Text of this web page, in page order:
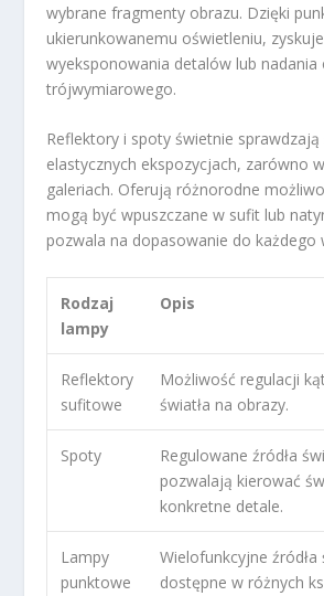
wybrane fragmenty obrazu. Dzięki
ukierunkowanemu oświetleniu,
wyeksponowania detalów lub
trójwymiarowego.
Reflektory i spoty świetnie sprawdzają
elastycznych ekspozycjach, zarówno
galeriach. Oferują różnorodne
mogą być wpuszczane w sufit lub
pozwala na dopasowanie do każdego
Rodzaj
lampy
Opis
Reflektory
sufitowe
Możliwość regulacji
światła na obrazy.
Spoty
Regulowane źródła
pozwalają kierować
konkretne detale.
Lampy
punktowe
Wielofunkcyjne źródła
dostępne w różnych